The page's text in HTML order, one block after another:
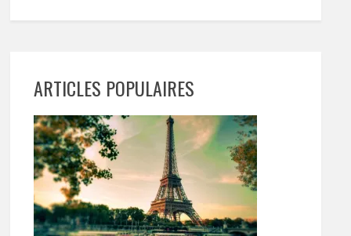
ARTICLES POPULAIRES